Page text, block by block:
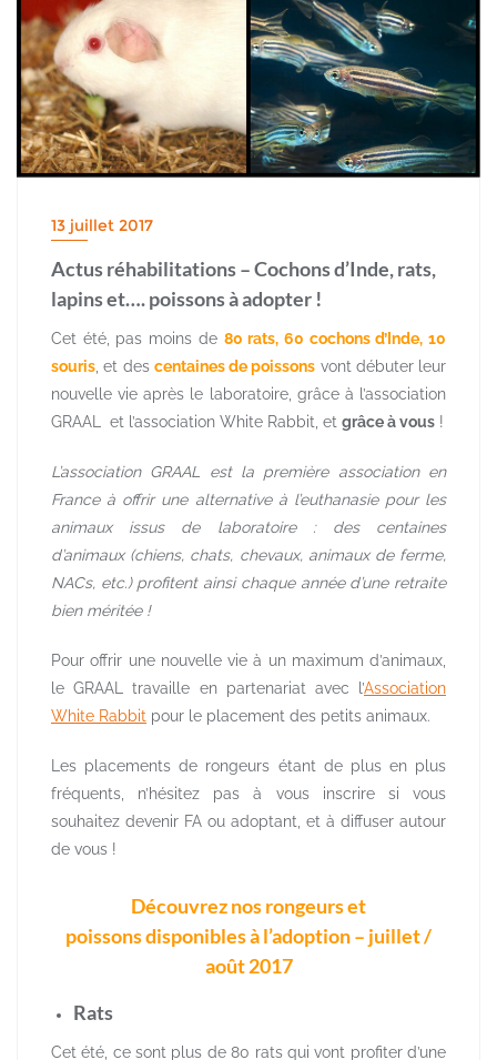
13 juillet 2017
Actus réhabilitations – Cochons d’Inde, rats,
lapins et…. poissons à adopter !
Cet été, pas moins de 80 rats, 60 cochons d’Inde, 10
souris , et des centaines de poissons vont débuter leur
nouvelle vie après le laboratoire, grâce à l’association
GRAAL et l’association White Rabbit, et grâce à vous !
L’association GRAAL est la première association en
France à offrir une alternative à l’euthanasie pour les
animaux issus de laboratoire : des centaines
d’animaux (chiens, chats, chevaux, animaux de ferme,
NACs, etc.) profitent ainsi chaque année d’une retraite
bien méritée !
Pour offrir une nouvelle vie à un maximum d’animaux,
le GRAAL travaille en partenariat avec l’Association
White Rabbit pour le placement des petits animaux.
Les placements de rongeurs étant de plus en plus
fréquents, n’hésitez pas à vous inscrire si vous
souhaitez devenir FA ou adoptant, et à diffuser autour
de vous !
Découvrez nos rongeurs et
poissons disponibles à l’adoption – juillet /
août 2017
Rats
Cet été, ce sont plus de 80 rats qui vont profiter d’une